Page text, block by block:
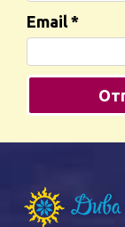
Email *